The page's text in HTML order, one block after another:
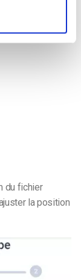
du fichier
la position